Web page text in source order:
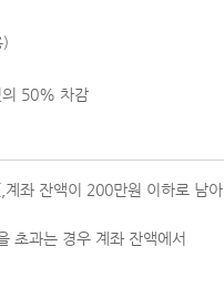
)
의 50% 차감
좌 잔액이 200만원 이하로 남아
초과는 경우 계좌 잔액에서